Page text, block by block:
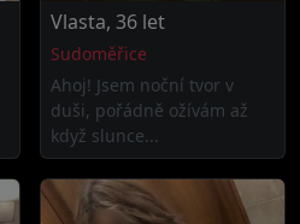
Vlasta, 36 let
Sudoměřice
Ahoj! Jsem noční tvor v
duši, pořádně ožívám až
když slunce...